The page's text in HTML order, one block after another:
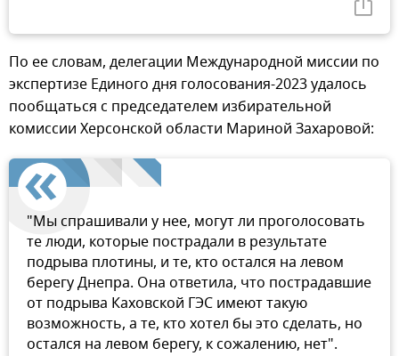
По ее словам, делегации Международной миссии по
экспертизе Единого дня голосования-2023 удалось
пообщаться с председателем избирательной
комиссии Херсонской области Мариной Захаровой:
"Мы спрашивали у нее, могут ли проголосовать
те люди, которые пострадали в результате
подрыва плотины, и те, кто остался на левом
берегу Днепра. Она ответила, что пострадавшие
от подрыва Каховской ГЭС имеют такую
возможность, а те, кто хотел бы это сделать, но
остался на левом берегу, к сожалению, нет".